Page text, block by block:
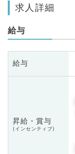
求人詳細
給与
給与
昇給・賞与
(インセンティブ)